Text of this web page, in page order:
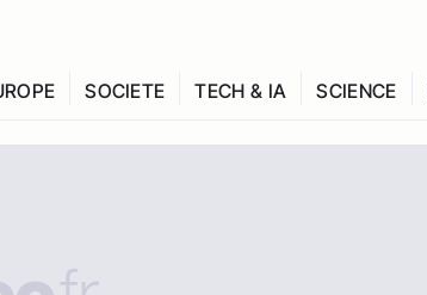
SOCIETE TECH & IA SCIENCE